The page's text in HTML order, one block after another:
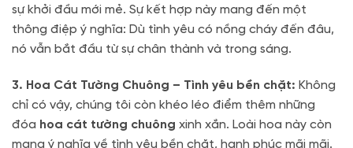
sự khởi đầu mới mẻ. Sự kết hợp này mang đến một
thông điệp ý nghĩa: Dù tình yêu có nồng cháy đến đâu,
nó vẫn bắt đầu từ sự chân thành và trong sáng.
3. Hoa Cát Tường Chuông – Tình yêu bền chặt: Không
chỉ có vậy, chúng tôi còn khéo léo điểm thêm những
đóa hoa cát tường chuông xinh xắn. Loài hoa này còn
mang ý nghĩa về tình yêu bền chặt, hạnh phúc mãi mãi.